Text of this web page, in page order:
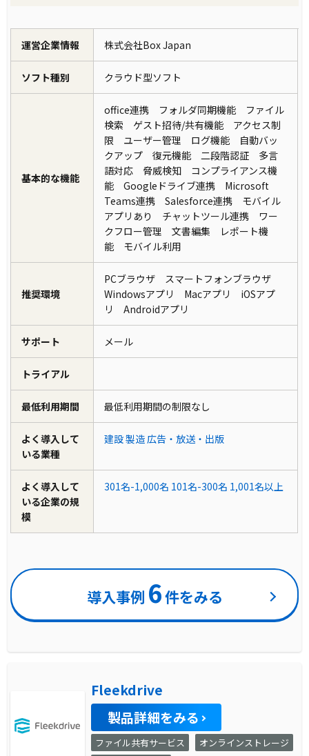
運営企業情報 株式会社Box Japan
ソフト種別 クラウド型ソフト
基本的な機能
office連携 フォルダ同期機能 ファイル
検索 ゲスト招待/共有機能 アクセス制
限 ユーザー管理 ログ機能 自動バッ
クアップ 復元機能 二段階認証 多言
語対応 脅威検知 コンプライアンス機
能 Googleドライブ連携 Microsoft
Teams連携 Salesforce連携 モバイル
アプリあり チャットツール連携 ワー
クフロー管理 文書編集 レポート機
能 モバイル利用
推奨環境
PCブラウザ スマートフォンブラウザ
Windowsアプリ Macアプリ iOSアプ
リ Androidアプリ
サポート メール
トライアル
最低利用期間 最低利用期間の制限なし
よく導入して
いる業種
建設製造広告・放送・出版
よく導入して
いる企業の規
模
301名-1,000名 101名-300名 1,001名以上
導入事例 6件をみる
Fleekdrive
製品詳細をみる
ファイル共有サービス
オンラインストレージ